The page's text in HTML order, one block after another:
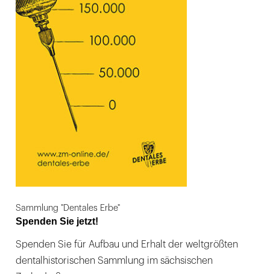
Sammlung "Dentales Erbe"
Spenden Sie jetzt!
Spenden Sie für Aufbau und Erhalt der weltgrößten
dentalhistorischen Sammlung im sächsischen